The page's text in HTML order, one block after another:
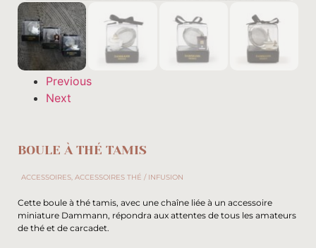
Previous
Next
BOULE À THÉ TAMIS
ACCESSOIRES, ACCESSOIRES THÉ / INFUSION
Cette boule à thé tamis, avec une chaîne liée à un accessoire
miniature Dammann, répondra aux attentes de tous les amateurs
de thé et de carcadet.